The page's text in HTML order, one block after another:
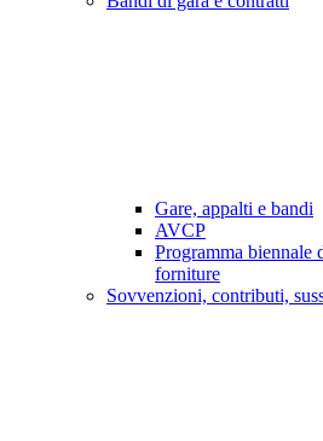
Gare, appalti e bandi
AVCP
Programma biennale
forniture
Sovvenzioni, contributi,